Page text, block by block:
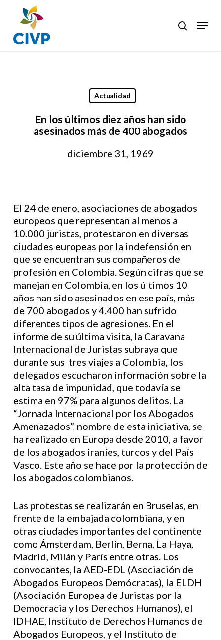
main
content
search
Menu
Actualidad
En los últimos diez años han sido
asesinados más de 400 abogados
diciembre 31, 1969
El 24 de enero, asociaciones de abogados
europeos que representan al menos a
10.000 juristas, protestaron en diversas
ciudades europeas por la indefensión en
que se encuentran sus compañeros de
profesión en Colombia. Según cifras que se
manejan en Colombia, en los últimos 10
años han sido asesinados en ese país, más
de 700 abogados y 4.400 han sufrido
diferentes tipos de agresiones. En el
informe de su última visita, la Caravana
Internacional de Juristas subraya que
durante sus tres viajes a Colombia, los
delegados escucharon información sobre la
alta tasa de impunidad, que todavía se
estima en 97% para algunos delitos. La
“Jornada Internacional por los Abogados
Amenazados”, nombre de esta iniciativa, se
ha realizado en Europa desde 2010, a favor
de los abogados iraníes, turcos y del País
Vasco. Este año se hace por la protección de
los abogados colombianos.
Las protestas se realizarán en Bruselas, en
frente de la embajada colombiana, y en
otras ciudades importantes del continente
como Ámsterdam, Berlín, Berna, La Haya,
Madrid, Milán y París entre otras. Los
convocantes, la AED-EDL (Asociación de
Abogados Europeos Demócratas), la ELDH
(Asociación Europea de Juristas por la
Democracia y los Derechos Humanos), el
IDHAE, Instituto de Derechos Humanos de
Abogados Europeos, y el Instituto de
Close